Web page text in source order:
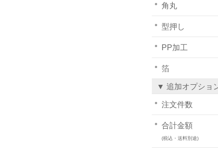
角丸
型押し
PP加工
箔
▼ 追加オプショ
注文件数
合計金額
(税込・送料別途)